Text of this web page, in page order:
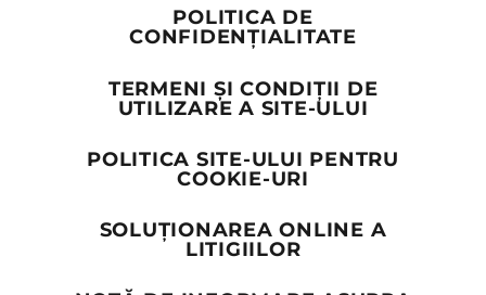
POLITICA DE
CONFIDENȚIALITATE
TERMENI ȘI CONDIȚII DE
UTILIZARE A SITE-ULUI
POLITICA SITE-ULUI PENTRU
COOKIE-URI
SOLUȚIONAREA ONLINE A
LITIGIILOR